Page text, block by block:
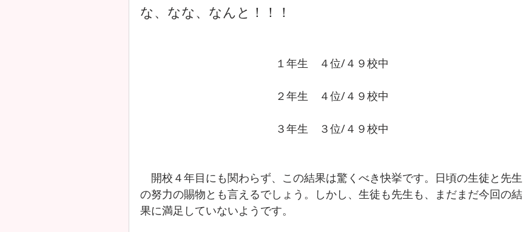
な、なな、なんと！！！
１年生　４位/４９校中
２年生　４位/４９校中
３年生　３位/４９校中
開校４年目にも関わらず、この結果は驚くべき快挙です。日頃の生徒と先生
の努力の賜物とも言えるでしょう。しかし、生徒も先生も、まだまだ今回の結
果に満足していないようです。